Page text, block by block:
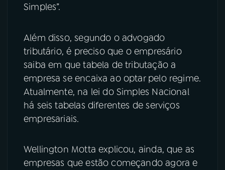
Simples”.
Além disso, segundo o advogado
tributário, é preciso que o empresário
saiba em que tabela de tributação a
empresa se encaixa ao optar pelo regime.
Atualmente, na lei do Simples Nacional
há seis tabelas diferentes de serviços
empresariais.
Wellington Motta explicou, ainda, que as
empresas que estão começando agora e